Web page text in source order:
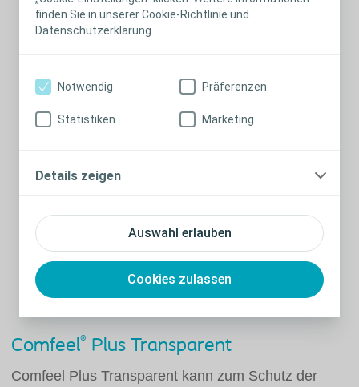
finden Sie in unserer Cookie-Richtlinie und
Datenschutzerklärung.
Auswahl erlauben
Cookies zulassen
Notwendig Präferenzen
Statistiken Marketing
Details zeigen
Comfeel® Plus Transparent
Comfeel Plus Transparent kann zum Schutz der